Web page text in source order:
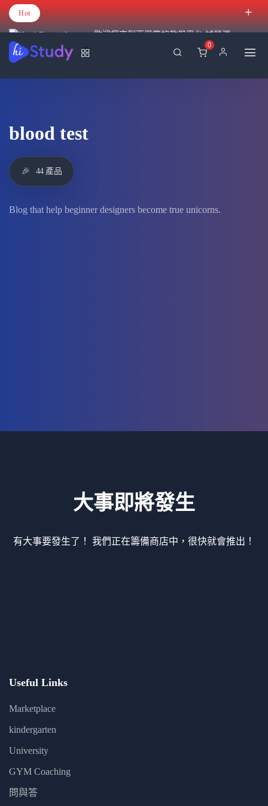
Hot
歡迎您來到百里霧的教學平台 試營運
0
blood test
🎉 44 產品
Blog that help beginner designers become true unicorns.
大事即將發生
有大事要發生了！ 我們正在籌備商店中，很快就會推出！
Useful Links
Marketplace
kindergarten
University
GYM Coaching
問與答